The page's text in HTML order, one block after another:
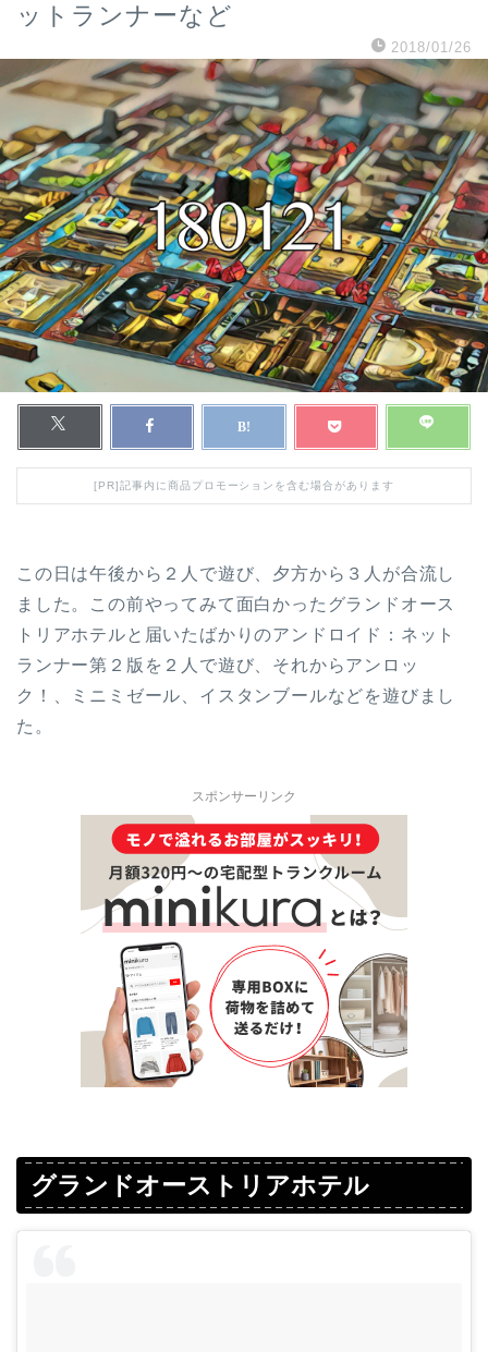
ットランナーなど
2018/01/26
[PR]記事内に商品プロモーションを含む場合があります
この日は午後から２人で遊び、夕方から３人が合流し
ました。この前やってみて面白かったグランドオース
トリアホテルと届いたばかりのアンドロイド：ネット
ランナー第２版を２人で遊び、それからアンロッ
ク！、ミニミゼール、イスタンブールなどを遊びまし
た。
スポンサーリンク
グランドオーストリアホテル